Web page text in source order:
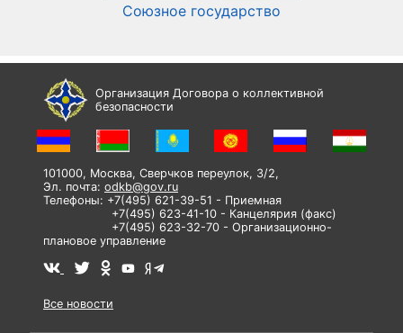
Союзное государство
Организация Договора о коллективной
безопасности
101000, Москва, Сверчков переулок, 3/2,
Эл. почта: odkb@gov.ru
Телефоны: +7(495) 621-39-51 - Приемная
+7(495) 623-41-10 - Канцелярия (факс)
+7(495) 623-32-70 - Организационно-
плановое управление
Все новости